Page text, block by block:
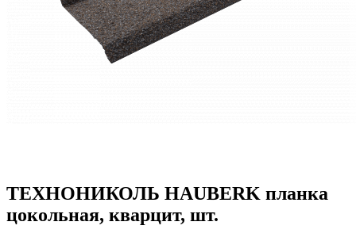
ТЕХНОНИКОЛЬ HAUBERK планка
цокольная, кварцит, шт.